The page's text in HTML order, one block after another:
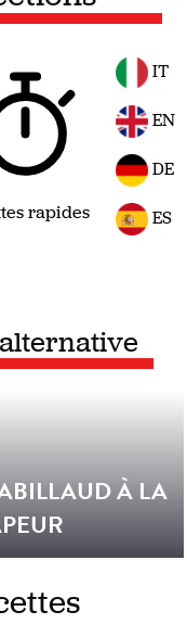
rapides
IT
EN
DE
ES
À LA